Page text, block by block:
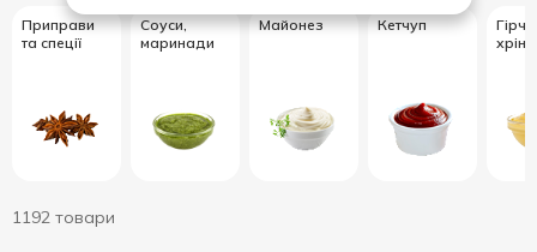
Приправи
та спеції
Соуси,
маринади
Майонез Кетчуп
хрін
1192 товари